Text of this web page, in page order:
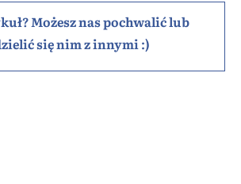
Możesz nas pochwalić lub
się nim z innymi :)